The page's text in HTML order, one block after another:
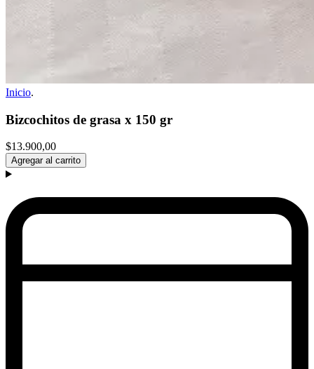
Inicio.
Bizcochitos de grasa x 150 gr
$13.900,00
Agregar al carrito